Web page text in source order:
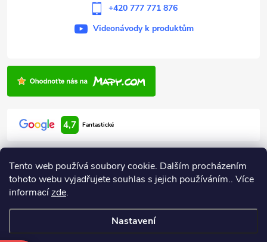
Tento web používá soubory cookie. Dalším procházením
tohoto webu vyjadřujete souhlas s jejich používáním.. Více
informacízde.
Nastavení
+420 777 771 876
Videonávody k produktům
4,7 Fantastické